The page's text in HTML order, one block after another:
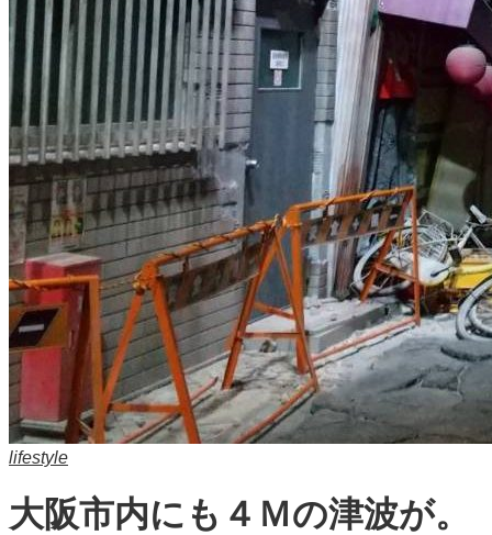
lifestyle
大阪市内にも４Ｍの津波が。